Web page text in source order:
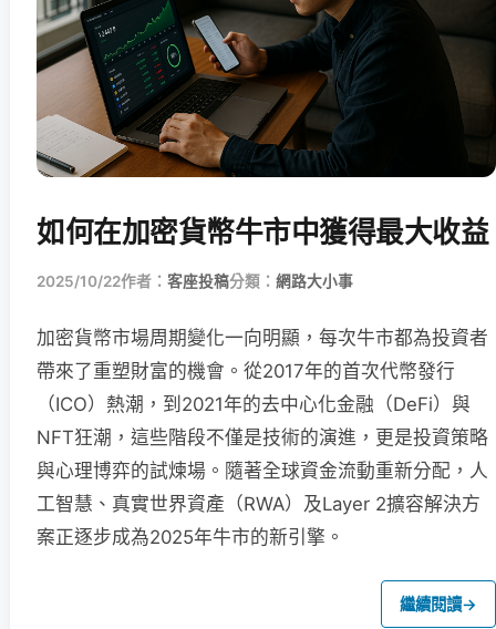
如何在加密貨幣牛市中獲得最大收益
2025/10/22作者： 客座投稿分類： 網路大小事
加密貨幣市場周期變化一向明顯，每次牛市都為投資者
帶來了重塑財富的機會。從2017年的首次代幣發行
（ICO）熱潮，到2021年的去中心化金融（DeFi）與
NFT狂潮，這些階段不僅是技術的演進，更是投資策略
與心理博弈的試煉場。隨著全球資金流動重新分配，人
工智慧、真實世界資產（RWA）及Layer 2擴容解決方
案正逐步成為2025年牛市的新引擎。
繼續閱讀→